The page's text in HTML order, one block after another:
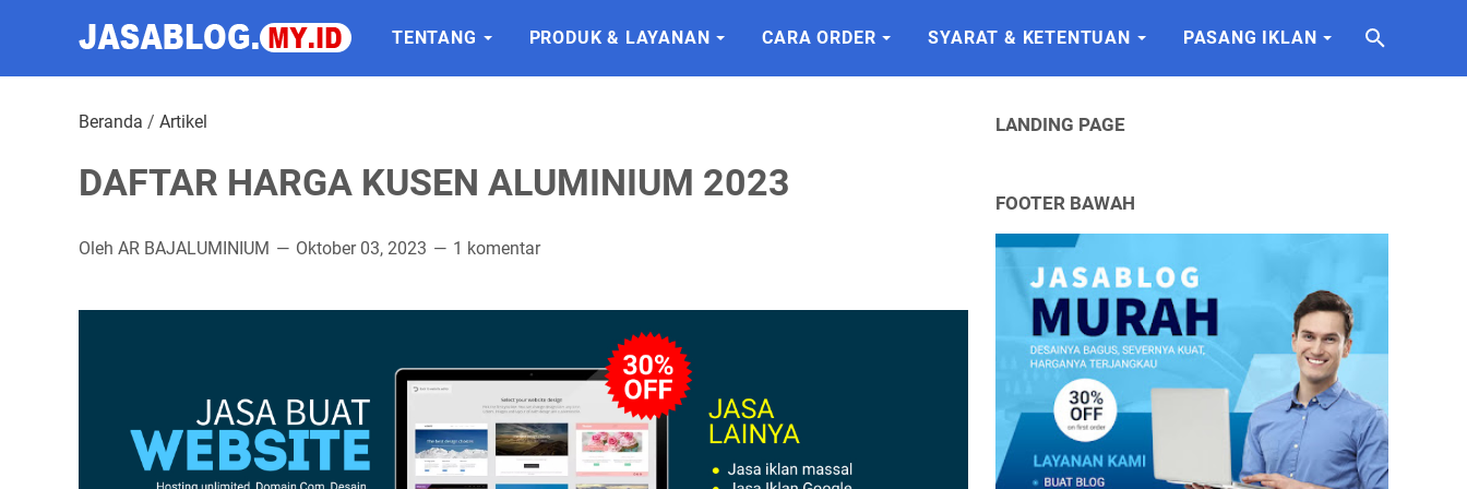
TENTANG PRODUK & LAYANAN CARA ORDER SYARAT & KETENTUAN PASANG IKLAN
Beranda / Artikel
DAFTAR HARGA KUSEN ALUMINIUM 2023
Oleh AR BAJALUMINIUM Oktober 03, 2023 1 komentar
LANDING PAGE
FOOTER BAWAH